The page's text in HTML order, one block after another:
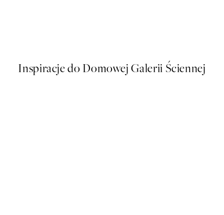
Inspiracje do Domowej Galerii Ściennej